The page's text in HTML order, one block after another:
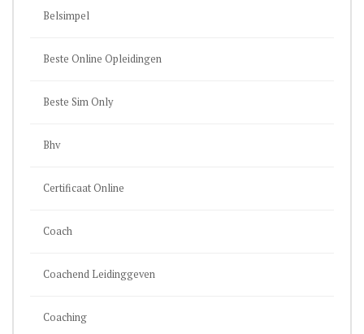
Belsimpel
Beste Online Opleidingen
Beste Sim Only
Bhv
Certificaat Online
Coach
Coachend Leidinggeven
Coaching